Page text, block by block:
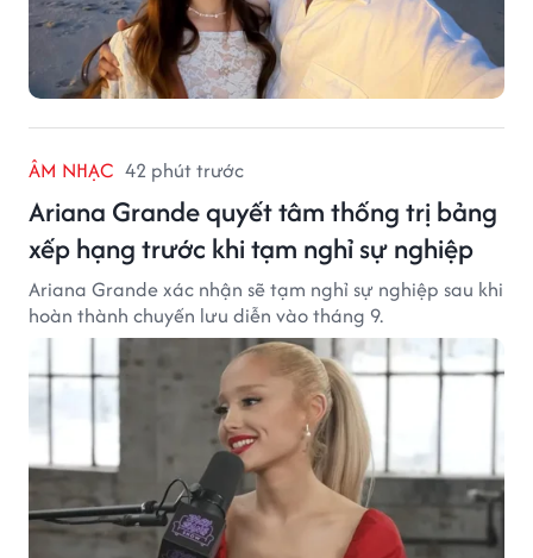
ÂM NHẠC 42 phút trước
Ariana Grande quyết tâm thống trị bảng
xếp hạng trước khi tạm nghỉ sự nghiệp
Ariana Grande xác nhận sẽ tạm nghỉ sự nghiệp sau khi
hoàn thành chuyến lưu diễn vào tháng 9.